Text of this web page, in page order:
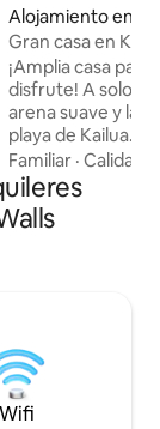
4.98 de
Alojamiento en
Gran casa en
de la playa!
¡Amplia casa
disfrute! A solo
arena suave y las
playa de Kailua.
con tu oasis
acondicionado
descansar y
en bicicleta de la
mucho más!
muestran:
nosotros para
Familiar ·Calidad-
Wifi